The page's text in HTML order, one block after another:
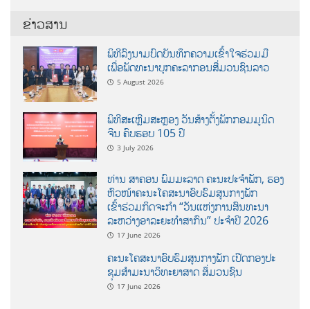
ຂ່າວສານ
ພິທີລົງນາມບົດບັນທຶກຄວາມເຂົ້າໃຈຮ່ວມມື
ເພື່ອພັດທະນາບຸກຄະລາກອນສື່ມວນຊົນລາວ
5 August 2026
ພິທີສະເຫຼີມສະຫຼອງ ວັນສ້າງຕັ້ງພັກກອມມູນິດ
ຈີນ ຄົບຮອບ 105 ປີ
3 July 2026
ທ່ານ ສາຄອນ ພົມມະລາດ ຄະນະປະຈໍາພັກ, ຮອງ
ຫົວໜ້າຄະນະໂຄສະນາອົບຮົມສູນກາງພັກ
ເຂົ້າຮ່ວມກິດຈະກຳ “ວັນແຫ່ງການສົນທະນາ
ລະຫວ່າງອາລະຍະທຳສາກົນ” ປະຈຳປີ 2026
17 June 2026
ຄະນະໂຄສະນາອົບຮົມສູນກາງພັກ ເປີດກອງປະ
ຊຸມສຳມະນາວິທະຍາສາດ ສຶ່ມວນຊົນ
17 June 2026